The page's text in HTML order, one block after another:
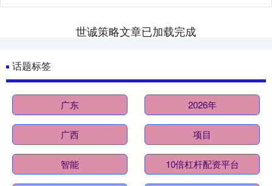
世诚策略文章已加载完成
话题标签
广东 2026年
广西 项目
智能 10倍杠杆配资平台